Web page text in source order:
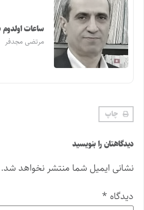
ساعات
مرتضی مجدفر
چاپ
دیدگاهتان را بنویسید
نشانی ایمیل شما منتشر نخواهد شد.
دیدگاه *